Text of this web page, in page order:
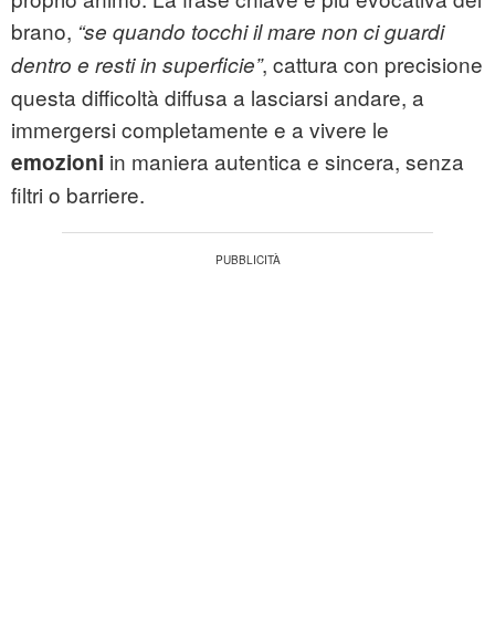
brano, “se quando tocchi il mare non ci guardi
dentro e resti in superficie”, cattura con precisione
questa difficoltà diffusa a lasciarsi andare, a
immergersi completamente e a vivere le
emozioni in maniera autentica e sincera, senza
filtri o barriere.